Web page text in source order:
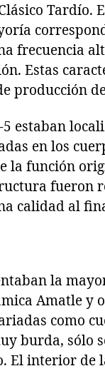
Tardío.
frecuencia
Estas
producción
estaban
en los
la función
fueron
calidad al
la
Amatle y
como
burda, sólo
El interior de